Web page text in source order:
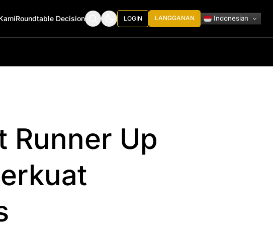
Roundtable Decision LOGIN LANGGANAN Indonesian
Runner Up